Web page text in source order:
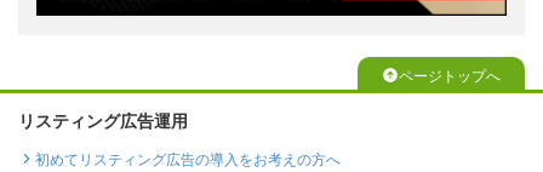
ページトップへ
リスティング広告運用
初めてリスティング広告の導入をお考えの方へ